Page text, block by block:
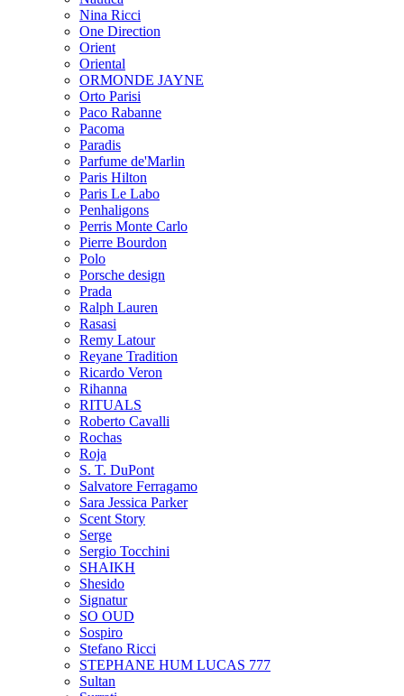
Nina Ricci
One Direction
Orient
Oriental
ORMONDE JAYNE
Orto Parisi
Paco Rabanne
Pacoma
Paradis
Parfume de'Marlin
Paris Hilton
Paris Le Labo
Penhaligons
Perris Monte Carlo
Pierre Bourdon
Polo
Porsche design
Prada
Ralph Lauren
Rasasi
Remy Latour
Reyane Tradition
Ricardo Veron
Rihanna
RITUALS
Roberto Cavalli
Rochas
Roja
S. T. DuPont
Salvatore Ferragamo
Sara Jessica Parker
Scent Story
Serge
Sergio Tocchini
SHAIKH
Shesido
Signatur
SO OUD
Sospiro
Stefano Ricci
STEPHANE HUM LUCAS 777
Sultan